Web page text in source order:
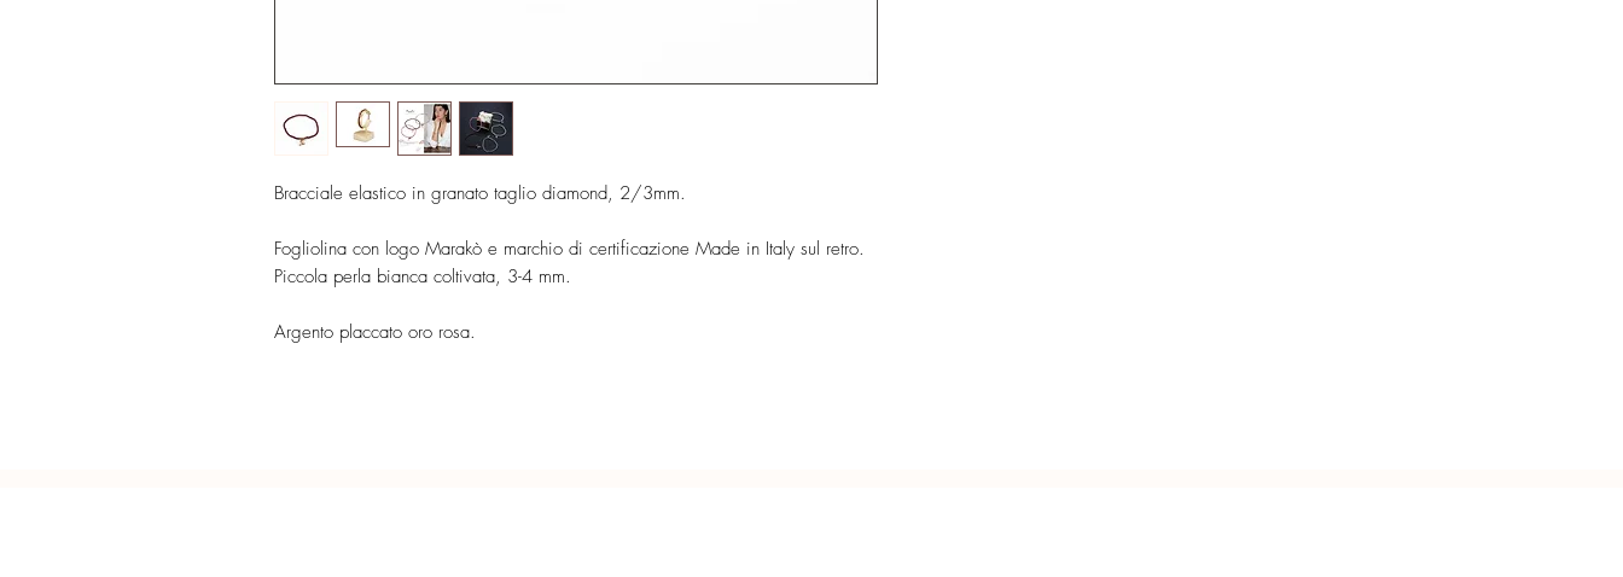
Bracciale elastico in granato taglio diamond, 2/3mm.
Fogliolina con logo Marakò e marchio di certificazione Made in Italy sul retro.
Piccola perla bianca coltivata, 3-4 mm.
Argento placcato oro rosa.